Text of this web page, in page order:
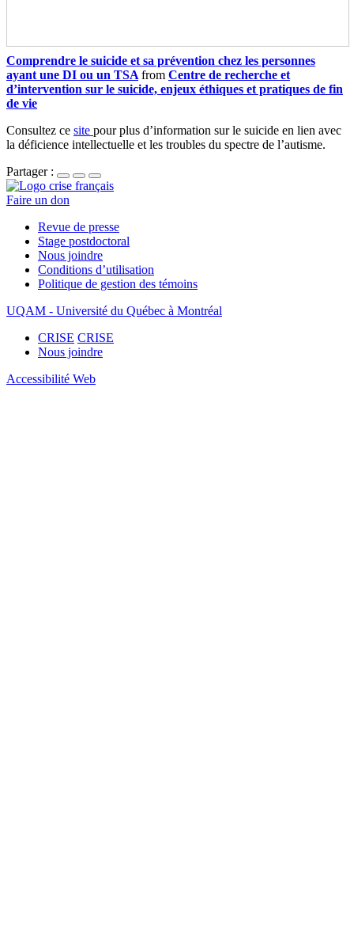
Comprendre le suicide et sa prévention chez les personnes
ayant une DI ou un TSA from Centre de recherche et
d’intervention sur le suicide, enjeux éthiques et pratiques de fin
de vie
Consultez ce site pour plus d’information sur le suicide en lien avec
la déficience intellectuelle et les troubles du spectre de l’autisme.
Partager :
Faire un don
Revue de presse
Stage postdoctoral
Nous joindre
Conditions d’utilisation
Politique de gestion des témoins
UQAM - Université du Québec à Montréal
CRISE CRISE
Nous joindre
Accessibilité Web